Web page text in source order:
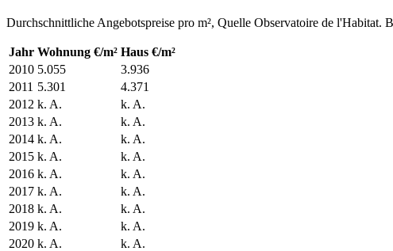
Durchschnittliche Angebotspreise pro m², Quelle Observatoire de
Jahr Wohnung €/m² Haus €/m²
2010 5.055
3.936
2011 5.301
4.371
2012 k. A.
k. A.
2013 k. A.
k. A.
2014 k. A.
k. A.
2015 k. A.
k. A.
2016 k. A.
k. A.
2017 k. A.
k. A.
2018 k. A.
k. A.
2019 k. A.
k. A.
2020 k. A.
k. A.